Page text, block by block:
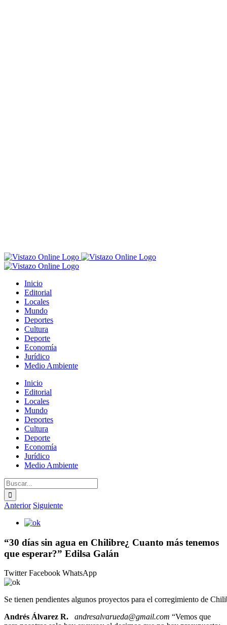
Inicio
Editorial
Locales
Mundo
Deportes
Cultura
Deporte
Economía
Jurídico
Medio Ambiente
Inicio
Editorial
Locales
Mundo
Deportes
Cultura
Deporte
Economía
Jurídico
Medio Ambiente
Buscar:
Anterior Siguiente
Ver
más
“30 días sin agua en Chilibre¿ Cuanto más tenemos
que esperar?” Edilsa Galán
TwitterFacebook WhatsApp
Se tienen pendientes algunos proyectos para el corregimiento de
Andrés Álvarez R.
andresalvarueda@gmail.com “Vemos que